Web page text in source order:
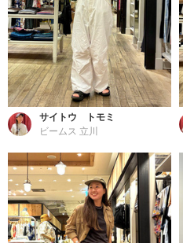
サイトウ トモミ
ビームス 立川